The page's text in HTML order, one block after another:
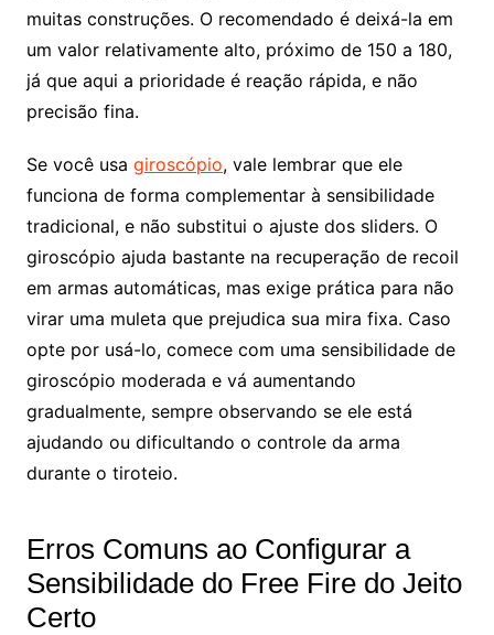
muitas construções. O recomendado é deixá-la em
um valor relativamente alto, próximo de 150 a 180,
já que aqui a prioridade é reação rápida, e não
precisão fina.
Se você usa giroscópio, vale lembrar que ele
funciona de forma complementar à sensibilidade
tradicional, e não substitui o ajuste dos sliders. O
giroscópio ajuda bastante na recuperação de recoil
em armas automáticas, mas exige prática para não
virar uma muleta que prejudica sua mira fixa. Caso
opte por usá-lo, comece com uma sensibilidade de
giroscópio moderada e vá aumentando
gradualmente, sempre observando se ele está
ajudando ou dificultando o controle da arma
durante o tiroteio.
Erros Comuns ao Configurar a
Sensibilidade do Free Fire do Jeito
Certo